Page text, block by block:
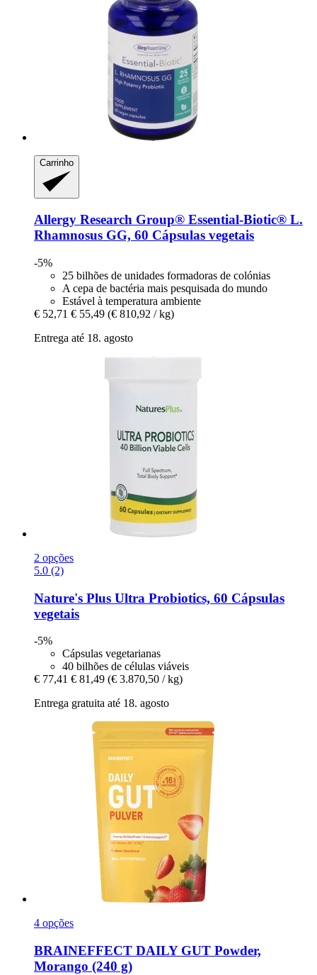
Carrinho
Allergy Research Group® Essential-​Biotic® L.
Rhamnosus GG, 60 Cápsulas vegetais
-5%
25 bilhões de unidades formadoras de colónias
A cepa de bactéria mais pesquisada do mundo
Estável à temperatura ambiente
€ 52,71 € 55,49 (€ 810,92 / kg)
Entrega até 18. agosto
2 opções
5.0 (2)
Nature's Plus Ultra Probiotics, 60 Cápsulas
vegetais
-5%
Cápsulas vegetarianas
40 bilhões de células viáveis
€ 77,41 € 81,49 (€ 3.870,50 / kg)
Entrega gratuita até 18. agosto
4 opções
BRAINEFFECT DAILY GUT Powder,
Morango (240 g)